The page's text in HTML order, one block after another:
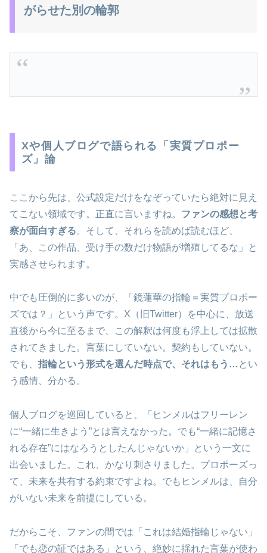
がらせた別の輪郭
Xや個人ブログで語られる「実質プロポー
ズ」論
ここから先は、公式設定だけをなぞっていたら絶対に見え
てこない領域です。正直に言いますね。 ファンの感想と考
察が面白すぎる。そして、それらを読めば読むほど、
「あ、この作品、受け手の数だけ物語が増殖してるな」と
実感させられます。
中でも圧倒的に多いのが、「鏡蓮華の指輪＝実質プロポー
ズでは？」という声です。X（旧Twitter）を中心に、放送
直後から今に至るまで、この解釈は何度も浮上しては拡散
されてきました。言葉にしていない。契約もしていない。
でも、 指輪という形式を選んだ時点で、それはもう… とい
う感情、分かる。
個人ブログを巡回していると、「ヒンメルはフリーレン
に“一緒に生きよう”とは言えなかった。でも“一緒に記憶さ
れる存在”にはなろうとしたんじゃないか」という一文に
出会いました。これ、かなり刺さりました。プロポーズっ
て、未来を共有する約束ですよね。でもヒンメルは、自分
がいない未来を前提にしている。
だからこそ、ファンの間では「これは結婚指輪じゃない」
「でも恋の証ではある」という、絶妙に揺れた言葉が使わ